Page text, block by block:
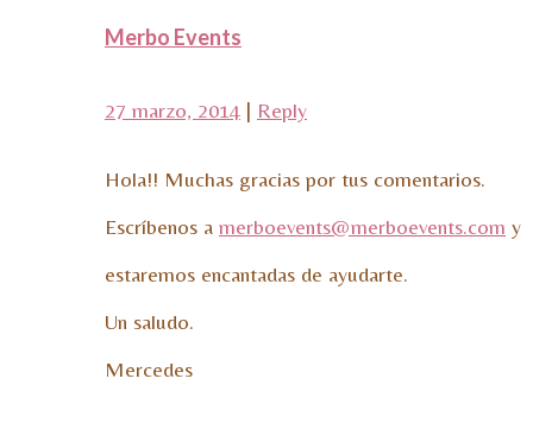
Merbo Events
27 marzo, 2014 | Reply
Hola!! Muchas gracias por tus comentarios.
Escríbenos a merboevents@merboevents.com y
estaremos encantadas de ayudarte.
Un saludo.
Mercedes